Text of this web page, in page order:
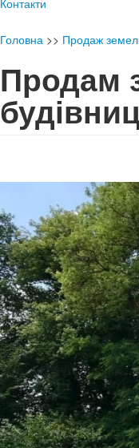
Контакти
Головна >> Продаж
Продам